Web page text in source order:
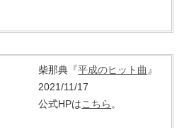
柴那典『平成のヒット曲 』
2021/11/17
公式HPはこちら 。